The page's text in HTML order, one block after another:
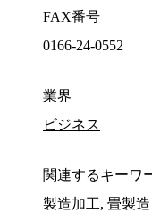
FAX番号
0166-24-0552
業界
ビジネス
関連するキーワ
製造加工, 畳製造